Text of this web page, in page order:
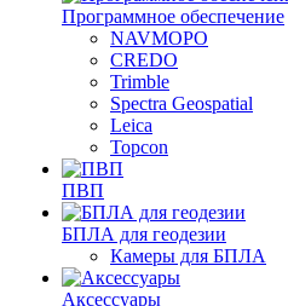
Программное обеспечение
NAVMOPO
CREDO
Trimble
Spectra Geospatial
Leica
Topcon
ПВП
БПЛА для геодезии
Камеры для БПЛА
Аксессуары